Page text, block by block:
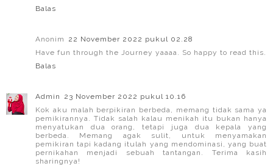
Balas
Anonim
22 November 2022 pukul 02.28
Have fun through the Journey yaaaa. So happy to read this.
Balas
Admin
23 November 2022 pukul 10.16
Kok aku malah berpikiran berbeda, memang tidak sama ya
pemikirannya. Tidak salah kalau menikah itu bukan hanya
menyatukan dua orang, tetapi juga dua kepala yang
berbeda. Memang agak sulit, untuk menyamakan
pemikiran tapi kadang itulah yang mendominasi, yang buat
pernikahan menjadi sebuah tantangan. Terima kasih
sharingnya!